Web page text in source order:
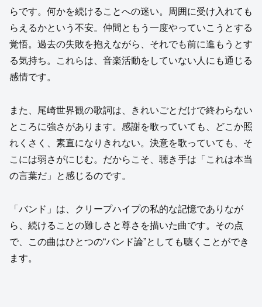
らです。何かを続けることへの迷い。周囲に受け入れても
らえるかという不安。仲間ともう一度やっていこうとする
覚悟。過去の失敗を抱えながら、それでも前に進もうとす
る気持ち。これらは、音楽活動をしていない人にも通じる
感情です。
また、尾崎世界観の歌詞は、きれいごとだけで終わらない
ところに強さがあります。感謝を歌っていても、どこか照
れくさく、素直になりきれない。決意を歌っていても、そ
こには弱さがにじむ。だからこそ、聴き手は「これは本当
の言葉だ」と感じるのです。
「バンド」は、クリープハイプの私的な記憶でありなが
ら、続けることの難しさと尊さを描いた曲です。その点
で、この曲はひとつの“バンド論”としても聴くことができ
ます。